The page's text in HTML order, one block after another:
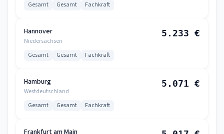
Gesamt Gesamt Fachkraft
Hannover
Niedersachsen
5.233 €
Gesamt Gesamt Fachkraft
Hamburg
Westdeutschland
5.071 €
Gesamt Gesamt Fachkraft
Frankfurt am Main